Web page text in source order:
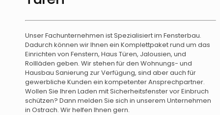
Unser Fachunternehmen ist Spezialisiert im Fensterbau.
Dadurch können wir Ihnen ein Komplettpaket rund um das
Einrichten von Fenstern, Haus Türen, Jalousien, und
Rollläden geben. Wir stehen für den Wohnungs- und
Hausbau Sanierung zur Verfügung, sind aber auch für
gewerbliche Kunden ein kompetenter Ansprechpartner.
Wollen Sie Ihren Laden mit Sicherheitsfenster vor Einbruch
schützen? Dann melden Sie sich in unserem Unternehmen
in Ostrach. Wir helfen Ihnen gern.